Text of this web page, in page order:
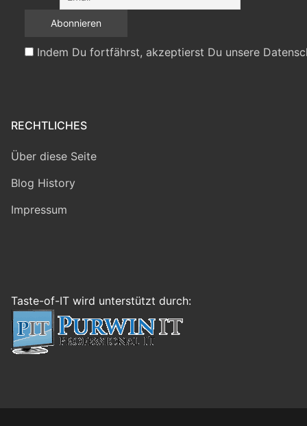
Indem Du fortfährst, akzeptierst Du unsere
RECHTLICHES
Über diese Seite
Blog History
Impressum
Taste-of-IT wird unterstützt durch: